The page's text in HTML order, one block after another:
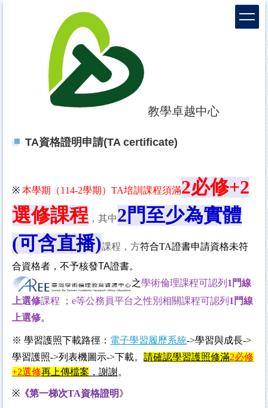
教學卓越中心
TA資格證明申請(TA certificate)
※ 本學期（114-2學期）TA培訓課程須滿2必修+2
選修課程 ，其中2門至少為實體
(可含直播)課程，方符合TA證書申請資格未符
合資格者，不予核發TA證書。
之學術倫理課程可認列 1門線
上選修課程 ；e等公務員平台之性別相關課程可認列 1門線
上選修。
※ 學習護照下載路徑： 電子學習履歷系統->學習與成長->
學習護照->列表機圖示->下載。 請確認學習護照修滿2必修
+2選修再上傳檔案 ，謝謝。
※ 《第一梯次TA資格證明》